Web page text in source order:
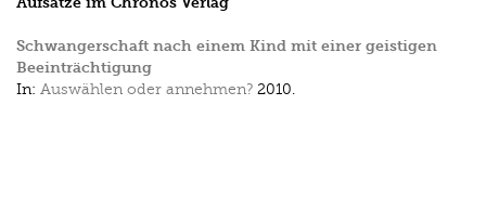
Schwangerschaft nach einem Kind mit einer geistigen
Beeinträchtigung
In: Auswählen oder annehmen? 2010.